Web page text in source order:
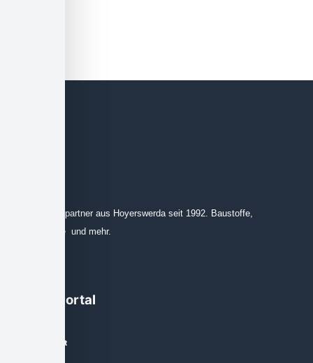
Ihr Ansprechpartner aus Hoyerswerda seit 1992. Baustoffe,
Leinprodukte und mehr.
Käuferportal
Mein Account